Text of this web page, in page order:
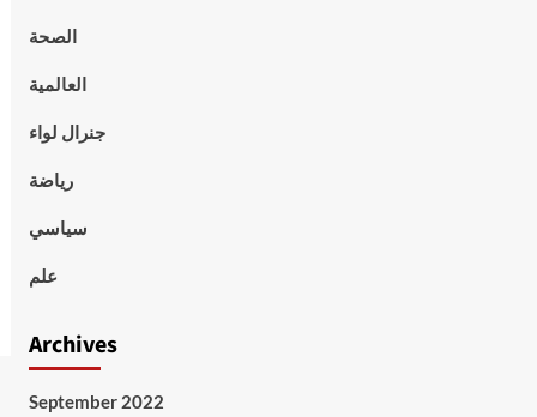
الصحة
العالمية
جنرال لواء
رياضة
سياسي
علم
Archives
September 2022